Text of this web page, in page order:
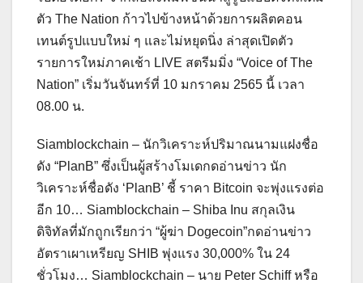
ตัว The Nation ก้าวไปข้างหน้าด้วยการผลิตคอน
เทนต์รูปแบบใหม่ ๆ และไม่หยุดนิ่ง ล่าสุดเปิดตัว
รายการใหม่ภาคเช้า LIVE สตรีมมิ่ง “Voice of The
Nation” เริ่มวันจันทร์ที่ 10 มกราคม 2565 นี้ เวลา
08.00 น.
Siamblockchain – นักวิเคราะห์ปริมาณนามแฝงชื่อ
ดัง “PlanB” ซึ่งเป็นผู้สร้างโมเดกดอ่านข่าว นัก
วิเคราะห์ชื่อดัง ‘PlanB’ ชี้ ราคา Bitcoin จะพุ่งแรงต่อ
อีก 10… Siamblockchain – Shiba Inu สกุลเงิน
ดิจิทัลที่มักถูกเรียกว่า “ผู้ฆ่า Dogecoin”กดอ่านข่าว
อัตราเผาเหรียญ​ SHIB พุ่งแรง 30,000% ใน 24
ชั่วโมง… Siamblockchain – นาย Peter Schiff หรือ